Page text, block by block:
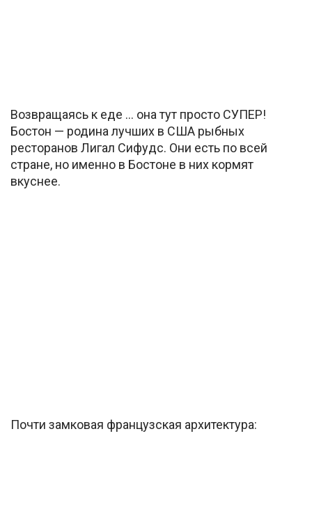
Возвращаясь к еде … она тут просто СУПЕР!
Бостон — родина лучших в США рыбных
ресторанов Лигал Сифудс. Они есть по всей
стране, но именно в Бостоне в них кормят
вкуснее.
Почти замковая французская архитектура: